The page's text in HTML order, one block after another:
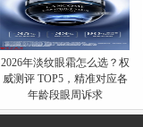
​2026年淡纹眼霜怎么选？权
威测评 TOP5，精准对应各
年龄段眼周诉求